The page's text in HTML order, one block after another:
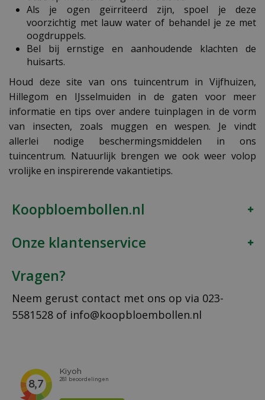
Als je ogen geïrriteerd zijn, spoel je deze
voorzichtig met lauw water of behandel je ze met
oogdruppels.
Bel bij ernstige en aanhoudende klachten de
huisarts.
Houd deze site van ons tuincentrum in Vijfhuizen,
Hillegom en IJsselmuiden in de gaten voor meer
informatie en tips over andere tuinplagen in de vorm
van insecten, zoals muggen en wespen. Je vindt
allerlei nodige beschermingsmiddelen in ons
tuincentrum. Natuurlijk brengen we ook weer volop
vrolijke en inspirerende vakantietips.
Koopbloembollen.nl
Onze klantenservice
Vragen?
Neem gerust contact met ons op via 023-
5581528 of info@koopbloembollen.nl